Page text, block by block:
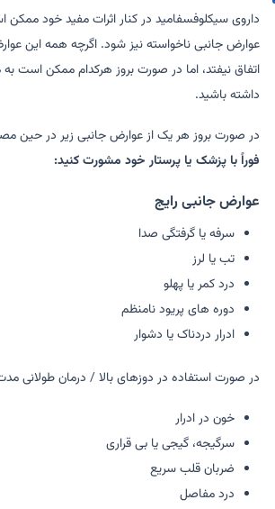
داروی سیکلوفسفامید در کنار اثرات مفید خود
عوارض جانبی ناخواسته نیز شود. اگرچه همه این
اتفاق نیفتد، اما در صورت بروز هرکدام ممکن است به
داشته باشید.
در صورت بروز هر یک از عوارض جانبی زیر در حین
فوراً با پزشک یا پرستار خود مشورت کنید:
عوارض جانبی رایج
سرفه یا گرفتگی صدا
تب یا لرز
درد کمر یا پهلو
دوره های پریود نامنظم
ادرار دردناک یا دشوار
در صورت استفاده در دوزهای بالا / درمان طولانی
خون در ادرار
سرگیجه، گیجی یا بی قراری
ضربان قلب سریع
درد مفاصل